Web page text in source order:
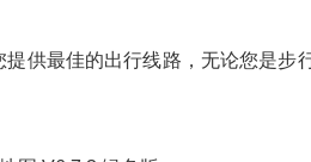
最佳的出行线路，无论您是步